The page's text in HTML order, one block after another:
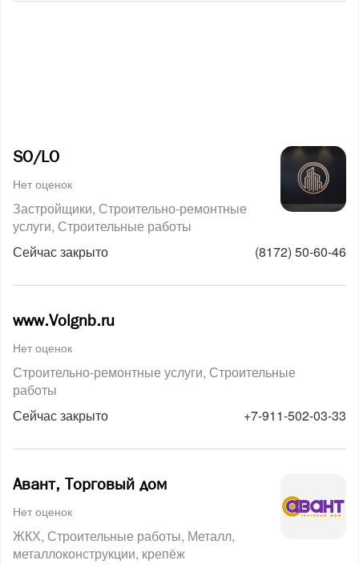
SO/LO
Нет оценок
Застройщики Строительно-ремонтные
услуги Строительные работы
Сейчас закрыто
(8172) 50-60-46
www.Volgnb.ru
Нет оценок
Строительно-ремонтные услуги Строительные
работы
Сейчас закрыто
+7-911-502-03-33
Авант, Торговый дом
Нет оценок
ЖКХ Строительные работы Металл,
металлоконструкции, крепёж